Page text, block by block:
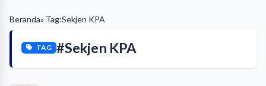
Beranda» Tag:Sekjen KPA
TAG #Sekjen KPA